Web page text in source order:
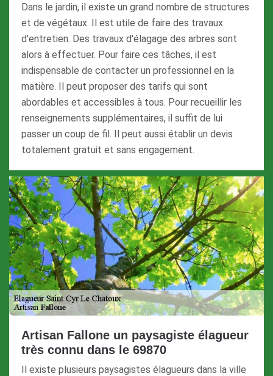
Dans le jardin, il existe un grand nombre de structures
et de végétaux. Il est utile de faire des travaux
d'entretien. Des travaux d'élagage des arbres sont
alors à effectuer. Pour faire ces tâches, il est
indispensable de contacter un professionnel en la
matière. Il peut proposer des tarifs qui sont
abordables et accessibles à tous. Pour recueillir les
renseignements supplémentaires, il suffit de lui
passer un coup de fil. Il peut aussi établir un devis
totalement gratuit et sans engagement.
Artisan Fallone un paysagiste élagueur
très connu dans le 69870
Il existe plusieurs paysagistes élagueurs dans la ville